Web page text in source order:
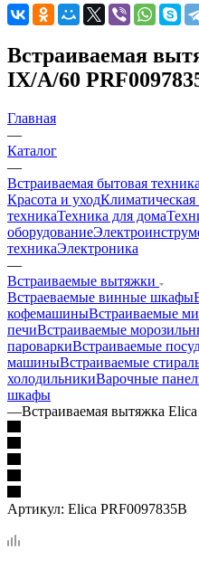
Встраиваемая
IX/A/60
Главная
—
Каталог
—
Встраиваемая бытовая техника
Красота и уходКлиматическая
техникаТехника для дома
оборудование
техникаЭлектроника
—
Встраиваемые вытяжки
Встраеваемые винные шкафы
кофемашиныВстраиваемые
печиВстраиваемые
пароваркиВстраиваемые
машиныВстраиваемые
холодильникиВарочные
шкафы
—Встраиваемая вытяжка
Артикул: Elica PRF0097835B